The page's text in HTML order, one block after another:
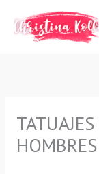
contenido